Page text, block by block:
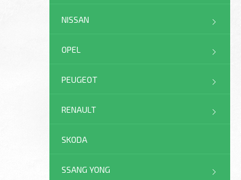
NISSAN
OPEL
PEUGEOT
RENAULT
SKODA
SSANG YONG